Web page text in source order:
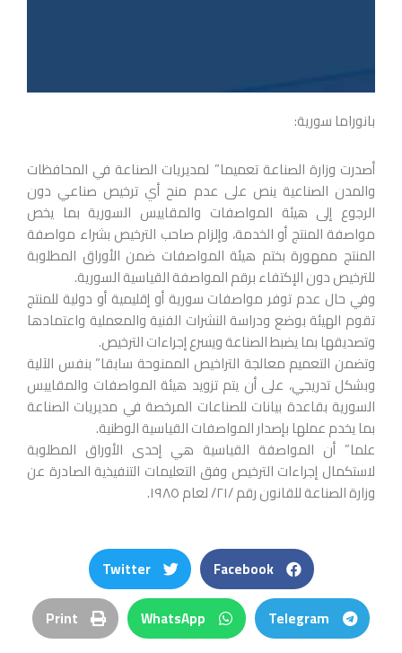
بانوراما سورية:
أصدرت وزارة الصناعة تعميما” لمديريات الصناعة في المحافظات
والمدن الصناعية ينص على عدم منح أي ترخيص صناعي دون
الرجوع إلى هيئة المواصفات والمقاييس السورية بما يخص
مواصفة المنتج أو الخدمة، وإلزام صاحب الترخيص بشراء مواصفة
المنتج ممهورة بختم هيئة المواصفات ضمن الأوراق المطلوبة
للترخيص دون الإكتفاء برقم المواصفة القياسية السورية.
وفي حال عدم توفر مواصفات سورية أو إقليمية أو دولية للمنتج
تقوم الهيئة بوضع ودراسة النشرات الفنية والمعملية واعتمادها
وتصديقها بما يضبط الصناعة ويسرع إجراءات الترخيص.
وتضمن التعميم معالجة التراخيص الممنوحة سابقا” بنفس الآلية
وبشكل تدريجي، على أن يتم تزويد هيئة المواصفات والمقاييس
السورية بقاعدة بيانات للصناعات المرخصة في مديريات الصناعة
بما يخدم عملها بإصدار المواصفات القياسية الوطنية.
علما” أن المواصفة القياسية هي إحدى الأوراق المطلوبة
لاستكمال إجراءات الترخيص وفق التعليمات التنفيذية الصادرة عن
وزارة الصناعة للقانون رقم /٢١/ لعام ١٩٨٥.
Facebook
Twitter
Telegram
WhatsApp
Print